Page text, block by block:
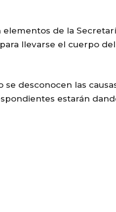
de la
para llevarse el cuerpo
se desconocen las
estarán